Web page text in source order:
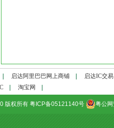
启达阿里巴巴网上商铺
启达IC交
淘宝网
版权所有 粤ICP备05121140号 粤公网